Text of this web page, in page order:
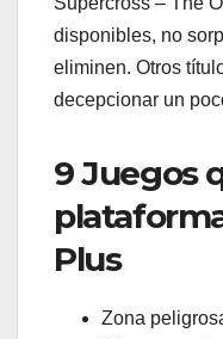
disponibles, no
eliminen. Otros
decepcionar un
9 Juegos
Plus
Zona